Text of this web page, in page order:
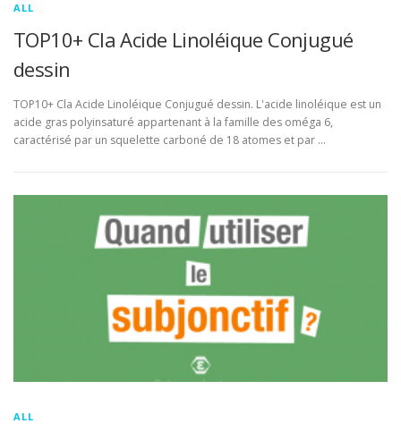
ALL
TOP10+ Cla Acide Linoléique Conjugué
dessin
TOP10+ Cla Acide Linoléique Conjugué dessin. L'acide linoléique est un
acide gras polyinsaturé appartenant à la famille des oméga 6,
caractérisé par un squelette carboné de 18 atomes et par …
ALL